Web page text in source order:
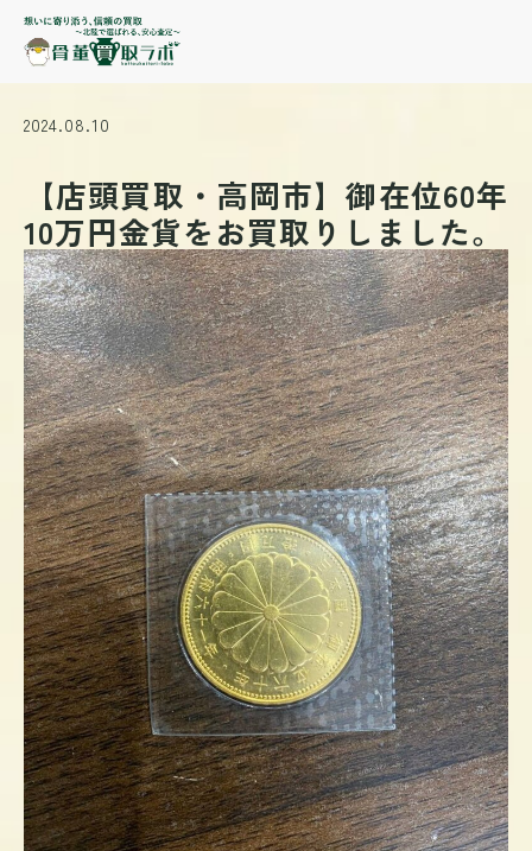
2024.08.10
【店頭買取・高岡市】御在位60年
10万円金貨をお買取りしました。